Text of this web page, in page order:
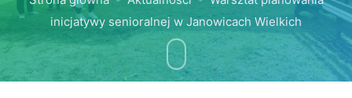
inicjatywy senioralnej w Janowicach Wielkich